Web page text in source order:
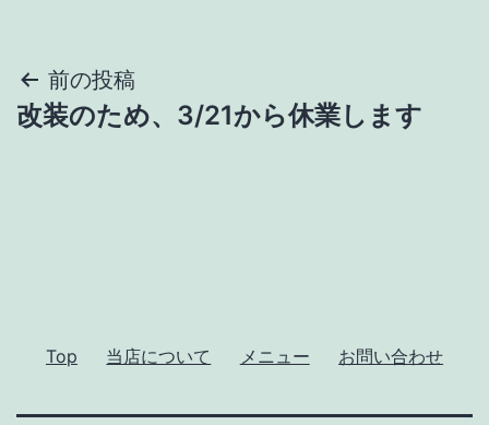
投
稿
ー
前の投稿
改装のため、3/21から休業します
Top 当店について メニュー お問い合わせ